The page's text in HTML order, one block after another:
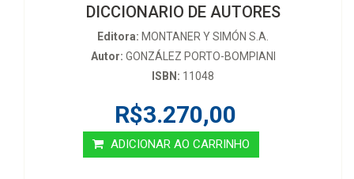
DICCIONARIO DE AUTORES
Editora: MONTANER Y SIMÓN S.A.
Autor: GONZÁLEZ PORTO-BOMPIANI
ISBN: 11048
R$3.270,00
ADICIONAR AO CARRINHO